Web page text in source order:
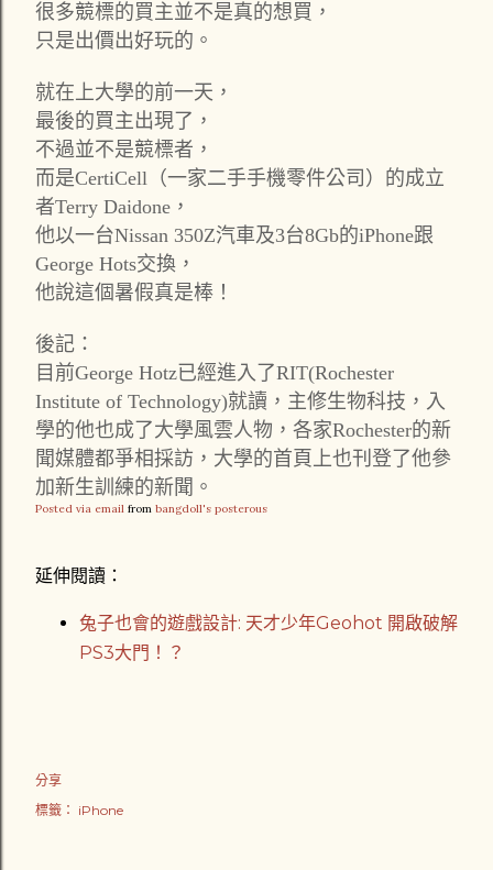
很多競標的買主並不是真的想買，
只是出價出好玩的。
就在上大學的前一天，
最後的買主出現了，
不過並不是競標者，
而是CertiCell（一家二手手機零件公司）的成立
者Terry Daidone，
他以一台Nissan 350Z汽車及3台8Gb的iPhone跟
George Hots交換，
他說這個暑假真是棒！
後記：
目前George Hotz已經進入了RIT(Rochester
Institute of Technology)就讀，主修生物科技，入
學的他也成了大學風雲人物，各家Rochester的新
聞媒體都爭相採訪，大學的首頁上也刊登了他參
加新生訓練的新聞。
Posted via email from bangdoll's posterous
延伸閱讀：
兔子也會的遊戲設計: 天才少年Geohot 開啟破解
PS3大門！？
分享
標籤： iPhone